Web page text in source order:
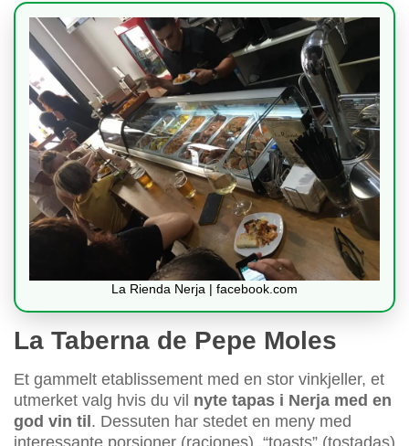
La Rienda Nerja | facebook.com
La Taberna de Pepe Moles
Et gammelt etablissement med en stor vinkjeller, et
utmerket valg hvis du vil nyte tapas i Nerja med en
god vin til. Dessuten har stedet en meny med
interessante porsjoner (raciones), “toasts” (tostadas)